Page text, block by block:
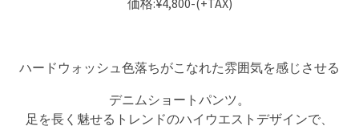
ハードウォッシュ色落ちがこなれた雰囲気を感じさせる
デニムショートパンツ。
足を長く魅せるトレンドのハイウエストデザインで、